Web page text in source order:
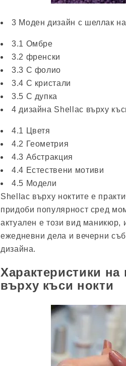
3 Моден дизайн с шеллак на
3.1 Омбре
3.2 френски
3.3 С фолио
3.4 С кристали
3.5 С дупка
4 дизайна Shellac върху
4.1 Цветя
4.2 Геометрия
4.3 Абстракция
4.4 Естествени мотиви
4.5 Модели
Shellac върху ноктите е
придоби популярност сред
актуален е този вид маникюр,
ежедневни дела и вечерни
дизайна.
Характеристики на
върху къси нокти